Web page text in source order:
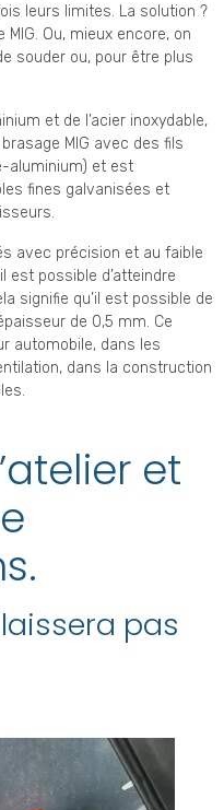
leurs limites. La solution ?
Ou, mieux encore, on
souder ou, pour être plus
et de l’acier inoxydable,
MIG avec des fils
aluminium) et est
fines galvanisées et
avec précision et au faible
est possible d’atteindre
signifie qu’il est possible de
de 0,5 mm. Ce
automobile, dans les
dans la construction
et
pas